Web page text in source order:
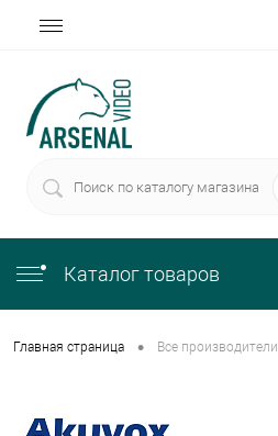
Каталог товаров
Главная страница • Все производители